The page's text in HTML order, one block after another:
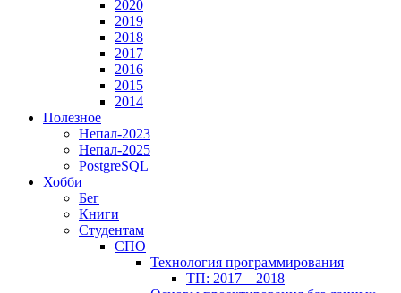
2020
2019
2018
2017
2016
2015
2014
Полезное
Непал-2023
Непал-2025
PostgreSQL
Хобби
Бег
Книги
Студентам
СПО
Технология программирования
ТП: 2017 – 2018